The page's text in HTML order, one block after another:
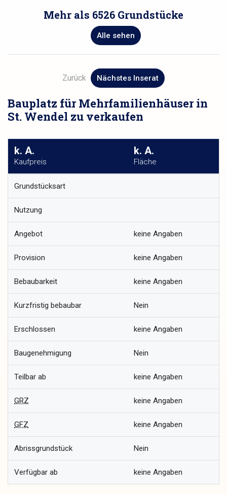
Mehr als 6526 Grundstücke
Alle sehen
Zurück Nächstes Inserat
Bauplatz für Mehrfamilienhäuser in
St. Wendel zu verkaufen
k. A.
Kaufpreis
k. A.
Fläche
Grundstücksart
Nutzung
Angebot keine Angaben
Provision keine Angaben
Bebaubarkeit keine Angaben
Kurzfristig bebaubar Nein
Erschlossen keine Angaben
Baugenehmigung Nein
Teilbar ab keine Angaben
GRZ keine Angaben
GFZ keine Angaben
Abrissgrundstück Nein
Verfügbar ab keine Angaben